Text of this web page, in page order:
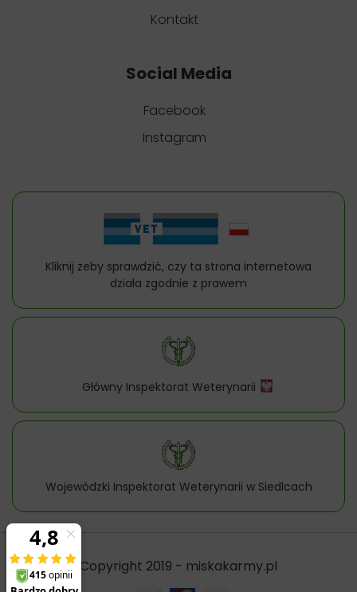
Kontakt
Social Media
Facebook
Instagram
Kliknij żeby sprawdzić, czy ta strona internetowa
działa zgodnie z prawem
Główny Inspektorat Weterynarii
Wojewódzki Inspektorat Weterynarii w Siedlcach
Copyright 2019 - miskakarmy.pl